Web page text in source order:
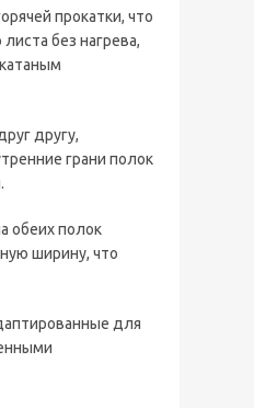
прокатки, что
без нагрева,
другу,
грани полок
обеих полок
ширину, что
для